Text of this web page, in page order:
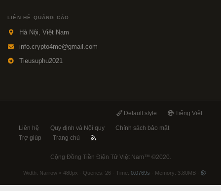
LIÊN HỆ QUẢNG CÁO
Hà Nội, Việt Nam
info.crypto4me@gmail.com
Tieusuphu2021
Default style Tiếng Việt
Liên hệ Quy định và Nội quy
Chính sách bảo mật
Trợ giúp
Trang chủ
Cộng Đồng Tiền Điện Tử Việt Nam™ ©2020.
Width Queries 26 Time 0.0769s Memory 3.80MB